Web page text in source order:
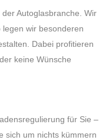
Autoglasbranche. Wir
wir besonderen
Dabei profitieren
keine Wünsche
für Sie –
sich um nichts kümmern